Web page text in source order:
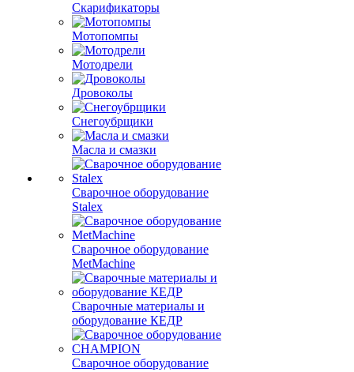
Скарификаторы
Мотопомпы
Мотодрели
Дровоколы
Снегоубрщики
Масла и смазки
Сварочное оборудование
Stalex
Сварочное оборудование
MetMachine
Сварочные материалы и
оборудование КЕДР
Сварочное оборудование